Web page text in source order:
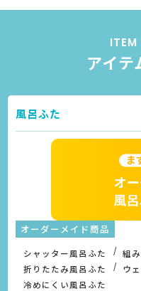
アイテ
風呂ふた
オーダーメイド商品
シャッター風呂ふた
組
折りたたみ風呂ふた
ウ
冷めにくい風呂ふた